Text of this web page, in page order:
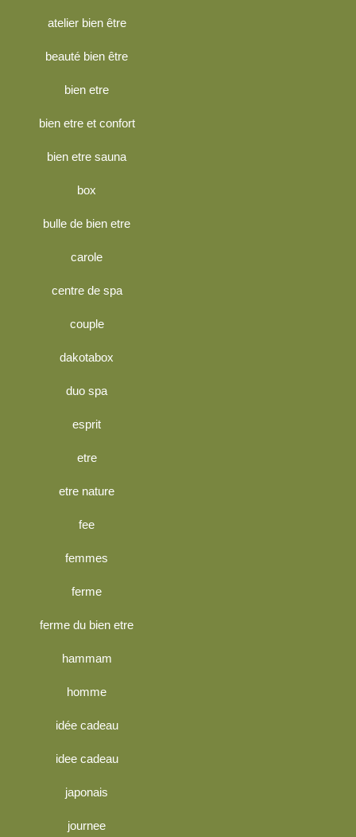
atelier bien être
beauté bien être
bien etre
bien etre et confort
bien etre sauna
box
bulle de bien etre
carole
centre de spa
couple
dakotabox
duo spa
esprit
etre
etre nature
fee
femmes
ferme
ferme du bien etre
hammam
homme
idée cadeau
idee cadeau
japonais
journee